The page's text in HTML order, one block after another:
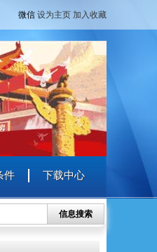
微信 设为主页 加入收藏
件 下载中心
信息搜索